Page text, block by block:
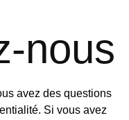
nous
avez des questions
Si vous avez